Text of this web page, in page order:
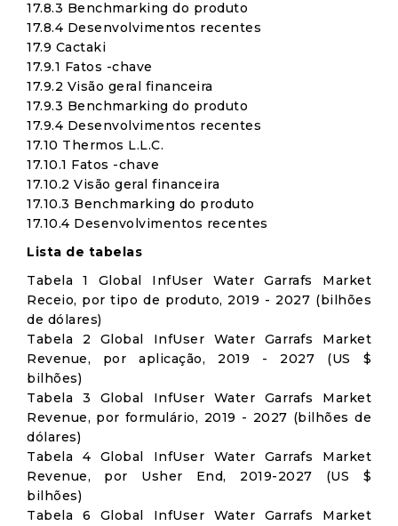
17.8.3 Benchmarking do produto
17.8.4 Desenvolvimentos recentes
17.9 Cactaki
17.9.1 Fatos -chave
17.9.2 Visão geral financeira
17.9.3 Benchmarking do produto
17.9.4 Desenvolvimentos recentes
17.10 Thermos L.L.C.
17.10.1 Fatos -chave
17.10.2 Visão geral financeira
17.10.3 Benchmarking do produto
17.10.4 Desenvolvimentos recentes
Lista de tabelas
Tabela 1 Global InfUser Water Garrafs Market
Receio, por tipo de produto, 2019 - 2027 (bilhões
de dólares)
Tabela 2 Global InfUser Water Garrafs Market
Revenue, por aplicação, 2019 - 2027 (US $
bilhões)
Tabela 3 Global InfUser Water Garrafs Market
Revenue, por formulário, 2019 - 2027 (bilhões de
dólares)
Tabela 4 Global InfUser Water Garrafs Market
Revenue, por Usher End, 2019-2027 (US $
bilhões)
Tabela 6 Global InfUser Water Garrafs Market